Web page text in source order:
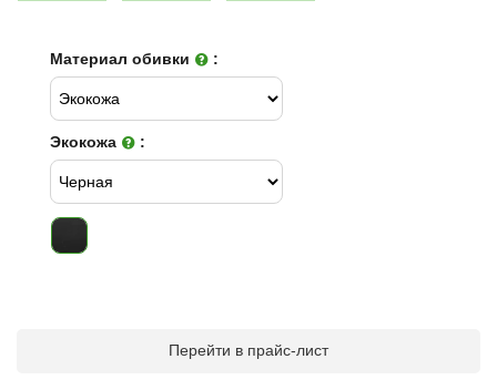
Материал обивки :
Экокожа :
Перейти в прайс-лист